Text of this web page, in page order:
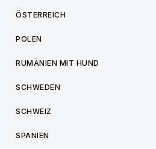
ÖSTERREICH
POLEN
RUMÄNIEN MIT HUND
SCHWEDEN
SCHWEIZ
SPANIEN